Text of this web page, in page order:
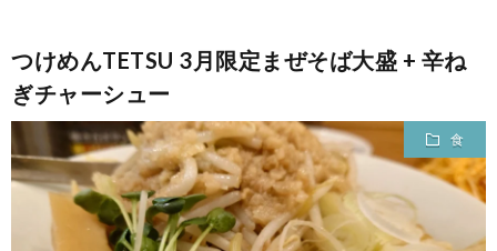
つけめんTETSU 3月限定まぜそば大盛 + 辛ね
ぎチャーシュー
食